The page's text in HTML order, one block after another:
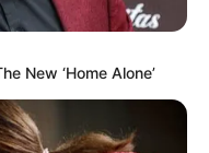
New ‘Home Alone’